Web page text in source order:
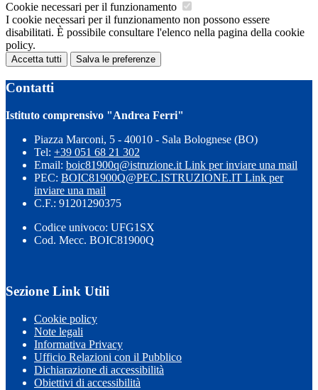
Cookie necessari per il funzionamento
I cookie necessari per il funzionamento non possono essere
disabilitati. È possibile consultare l'elenco nella pagina della cookie
policy.
Accetta tutti Salva le preferenze
Contatti
Istituto comprensivo "Andrea Ferri"
Piazza Marconi, 5 - 40010 - Sala Bolognese (BO)
Tel: +39 051 68 21 302
Email: boic81900q@istruzione.it Link per inviare una mail
PEC: BOIC81900Q@PEC.ISTRUZIONE.IT Link per
inviare una mail
C.F.: 91201290375
Codice univoco: UFG1SX
Cod. Mecc. BOIC81900Q
Sezione Link Utili
Cookie policy
Note legali
Informativa Privacy
Ufficio Relazioni con il Pubblico
Dichiarazione di accessibilità
Obiettivi di accessibilità